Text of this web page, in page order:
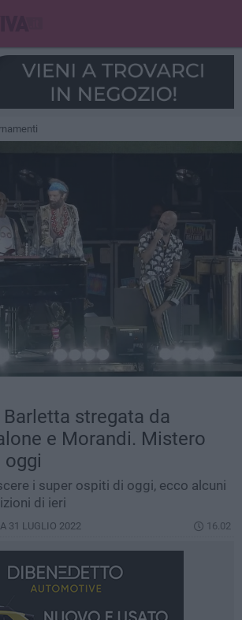
stregata da
e Morandi. Mistero
oggi
i super ospiti di oggi, ecco alcuni
di ieri
31 LUGLIO 2022 16.02